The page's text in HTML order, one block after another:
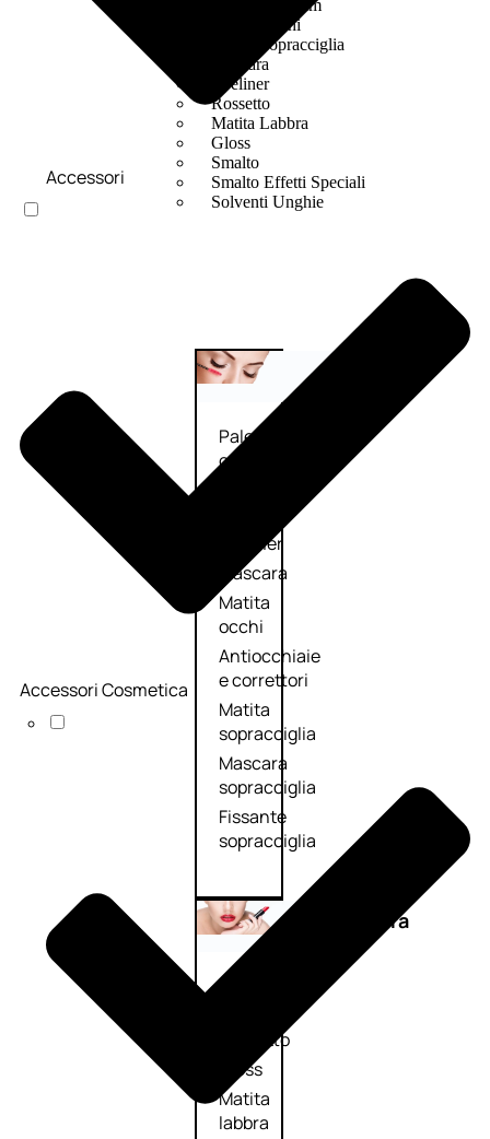
Bb E Cc Cream
Matita Occhi
Matita Sopracciglia
Mascara
Eyeliner
Rossetto
Matita Labbra
Gloss
Smalto
Smalto Effetti Speciali
Solventi Unghie
Palette
occhi
Eyeliner
Mascara
Matita
occhi
Antiocchiaie
e correttori
Matita
sopracciglia
Mascara
sopracciglia
Fissante
sopracciglia
Labbra
Palette
Rossetto
Gloss
Matita
labbra
Accessori
Accessori Cosmetica